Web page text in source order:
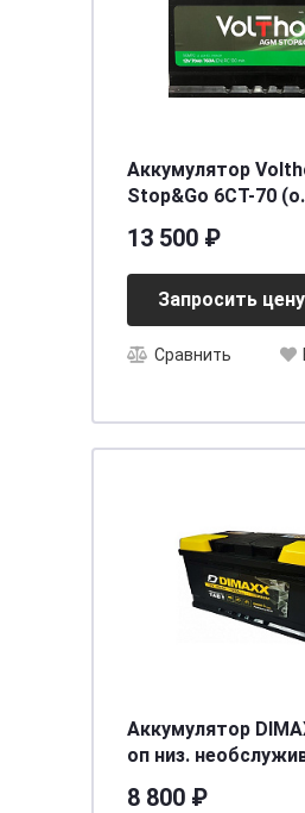
Аккумулятор
Stop&Go 6CT-70
13 500 ₽
Запросить цену
Сравнить
Аккумулятор DIMAXX
оп низ.
8 800 ₽